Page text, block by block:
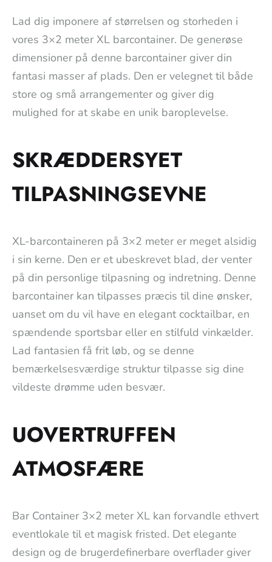
Lad dig imponere af størrelsen og storheden i
vores 3×2 meter XL barcontainer. De generøse
dimensioner på denne barcontainer giver din
fantasi masser af plads. Den er velegnet til både
store og små arrangementer og giver dig
mulighed for at skabe en unik baroplevelse.
SKRÆDDERSYET
TILPASNINGSEVNE
XL-barcontaineren på 3×2 meter er meget alsidig
i sin kerne. Den er et ubeskrevet blad, der venter
på din personlige tilpasning og indretning. Denne
barcontainer kan tilpasses præcis til dine ønsker,
uanset om du vil have en elegant cocktailbar, en
spændende sportsbar eller en stilfuld vinkælder.
Lad fantasien få frit løb, og se denne
bemærkelsesværdige struktur tilpasse sig dine
vildeste drømme uden besvær.
UOVERTRUFFEN
ATMOSFÆRE
Bar Container 3×2 meter XL kan forvandle ethvert
eventlokale til et magisk fristed. Det elegante
design og de brugerdefinerbare overflader giver